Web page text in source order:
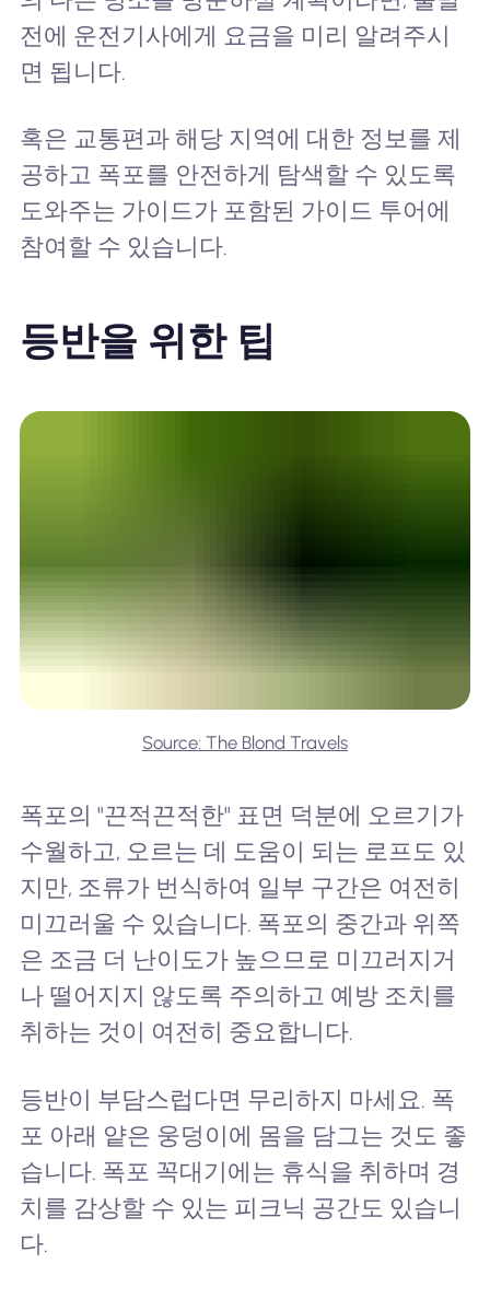
전에 운전기사에게 요금을 미리 알려주시
면 됩니다.
혹은 교통편과 해당 지역에 대한 정보를 제
공하고 폭포를 안전하게 탐색할 수 있도록
도와주는 가이드가 포함된 가이드 투어에
참여할 수 있습니다.
등반을 위한 팁
Source: The Blond Travels
폭포의 "끈적끈적한" 표면 덕분에 오르기가
수월하고, 오르는 데 도움이 되는 로프도 있
지만, 조류가 번식하여 일부 구간은 여전히
미끄러울 수 있습니다. 폭포의 중간과 위쪽
은 조금 더 난이도가 높으므로 미끄러지거
나 떨어지지 않도록 주의하고 예방 조치를
취하는 것이 여전히 중요합니다.
등반이 부담스럽다면 무리하지 마세요. 폭
포 아래 얕은 웅덩이에 몸을 담그는 것도 좋
습니다. 폭포 꼭대기에는 휴식을 취하며 경
치를 감상할 수 있는 피크닉 공간도 있습니
다.